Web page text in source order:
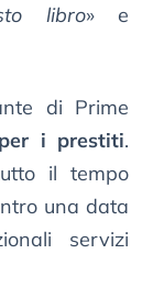
libro» e
di Prime
i prestiti.
il tempo
una data
servizi